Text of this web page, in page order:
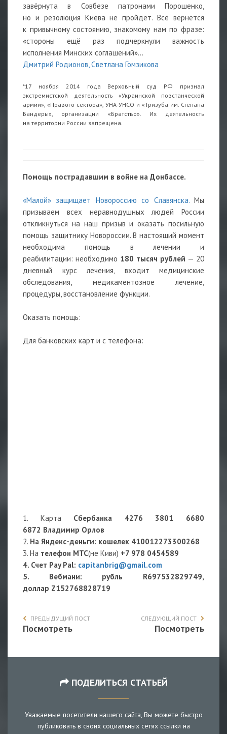
завёрнута в Совбезе патронами Порошенко,
но и резолюция Киева не пройдёт. Всё вернётся
к привычному состоянию, знакомому нам по фразе:
«стороны ещё раз подчеркнули важность
исполнения Минских соглашений»…
Дмитрий Родионов, Светлана Гомзикова
*17 ноября 2014 года Верховный суд РФ признал
экстремистской деятельность «Украинской повстанческой
армии», «Правого сектора», УНА-УНСО и «Тризуба им. Степана
Бандеры», организации «Братство». Их деятельность
на территории России запрещена.
Помощь пострадавшим в войне на Донбассе.
«Малой» защищает Новороссию со Славянска.Мы
призываем всех неравнодушных людей России
откликнуться на наш призыв и оказать посильную
помощь защитнику Новороссии. В настоящий момент
необходима помощь в лечении и
реабилитации: необходимо 180 тысяч рублей — 20
дневный курс лечения, входит медицинские
обследования, медикаментозное лечение,
процедуры, восстановление функции.
Оказать помощь:
Для банковских карт и с телефона:
1. Карта Сбербанка 4276 3801 6680
6872 Владимир Орлов
2. На Яндекс-деньги: кошелек 410012273300268
3. На телефон МТС(не Киви) +7 978 0454589
4. Счет Pay Pal: capitanbrig@gmail.com
5. Вебмани: рубль R697532829749,
доллар Z152768828719
ПРЕДЫДУЩИЙ ПОСТ
Посмотреть
СЛЕДУЮЩИЙ ПОСТ
Посмотреть
ПОДЕЛИТЬСЯ СТАТЬЕЙ
Уважаемые посетители нашего сайта, Вы можете быстро
публиковать в своих социальных сетях ссылки на